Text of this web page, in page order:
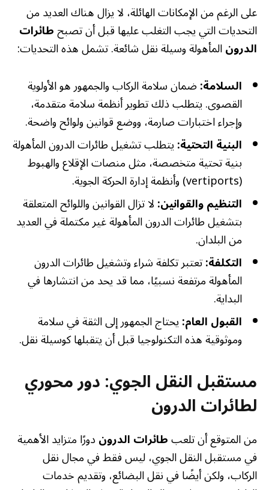
على الرغم من الإمكانات الهائلة، لا يزال هناك العديد من
التحديات التي يجب التغلب عليها قبل أن تصبحطائرات
الدرونالمأهولة وسيلة نقل شائعة. تشمل هذه التحديات:
السلامة:ضمان سلامة الركاب والجمهور هو الأولوية
القصوى. يتطلب ذلك تطوير أنظمة سلامة متقدمة،
وإجراء اختبارات صارمة، ووضع قوانين ولوائح واضحة.
البنية التحتية:يتطلب تشغيل طائرات الدرون المأهولة
بنية تحتية متخصصة، مثل منصات الإقلاع والهبوط
(vertiports) وأنظمة إدارة الحركة الجوية.
التنظيم والقوانين:لا تزال القوانين واللوائح المتعلقة
بتشغيل طائرات الدرون المأهولة غير مكتملة في العديد
من البلدان.
التكلفة:تعتبر تكلفة شراء وتشغيل طائرات الدرون
المأهولة مرتفعة نسبيًا، مما قد يحد من انتشارها في
البداية.
القبول العام:يحتاج الجمهور إلى الثقة في سلامة
وموثوقية هذه التكنولوجيا قبل أن يتقبلها كوسيلة نقل.
مستقبل النقل الجوي: دور محوري
لطائرات الدرون
من المتوقع أن تلعبطائرات الدروندورًا متزايد الأهمية
في مستقبل النقل الجوي، ليس فقط في مجال نقل
الركاب، ولكن أيضًا في نقل البضائع، وتقديم خدمات